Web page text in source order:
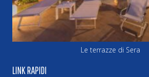
Le terrazze di Sera
LINK RAPIDI